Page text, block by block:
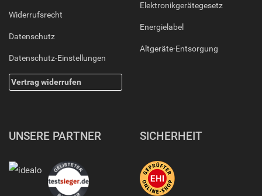
Widerrufsrecht
Datenschutz
Datenschutz-Einstellungen
Vertrag widerrufen
Elektronikgerätegesetz
Energielabel
Altgeräte-Entsorgung
UNSERE PARTNER SICHERHEIT